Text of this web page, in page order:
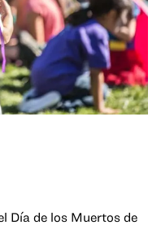
Día de los Muertos de